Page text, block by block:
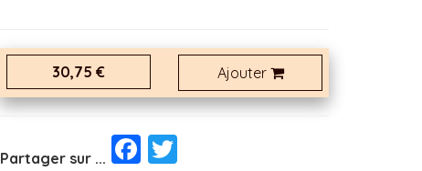
30,75 € Ajouter
Partager sur ...
Facebook